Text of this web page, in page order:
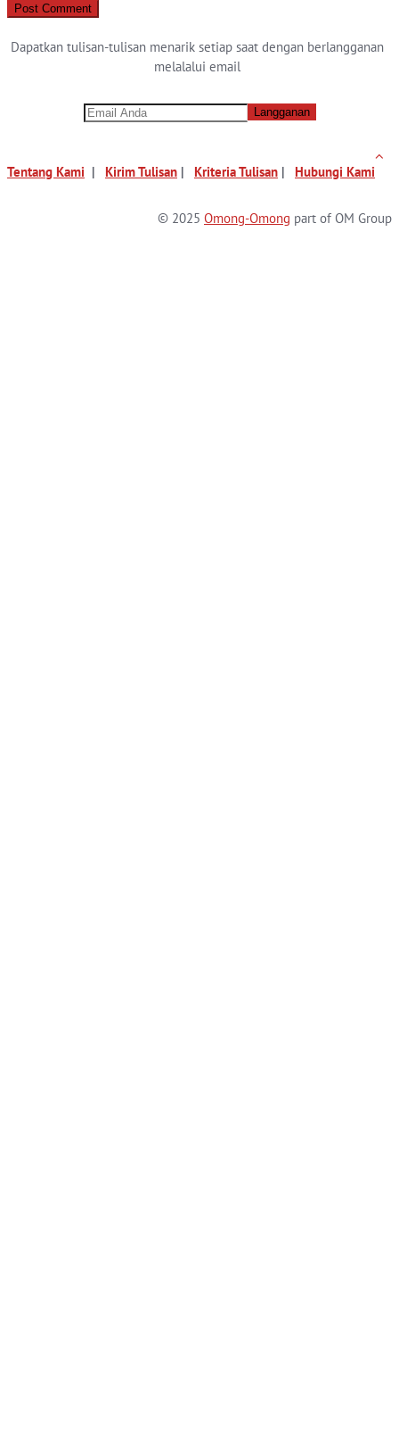
Dapatkan tulisan-tulisan menarik setiap saat dengan berlangganan
melalalui email
Tentang Kami | Kirim Tulisan | Kriteria Tulisan | Hubungi Kami
© 2025 Omong-Omong part of OM Group